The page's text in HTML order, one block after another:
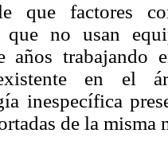
que factores
que no usan
años
en el
inespecífica
de la misma